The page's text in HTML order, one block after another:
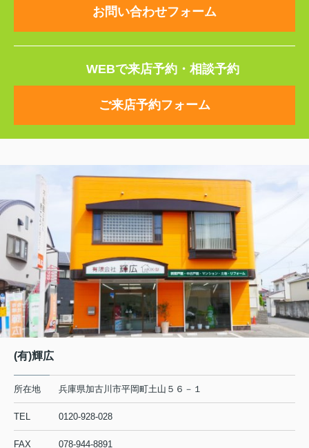
お問い合わせフォーム
WEBで来店予約・相談予約
ご来店予約フォーム
(有)輝広
所在地 兵庫県加古川市平岡町土山５６－１
TEL 0120-928-028
FAX 078-944-8891